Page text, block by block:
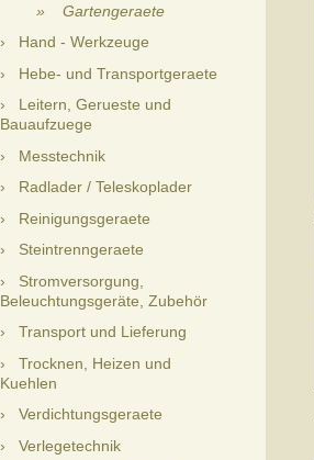
Gartengeraete
Hand - Werkzeuge
Hebe- und Transportgeraete
Leitern, Gerueste und
Bauaufzuege
Messtechnik
Radlader / Teleskoplader
Reinigungsgeraete
Steintrenngeraete
Stromversorgung,
Beleuchtungsgeräte, Zubehör
Transport und Lieferung
Trocknen, Heizen und
Kuehlen
Verdichtungsgeraete
Verlegetechnik